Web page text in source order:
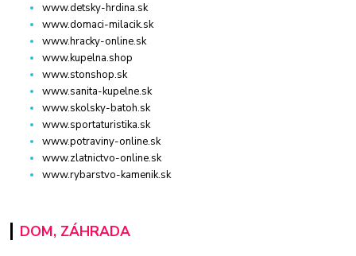
www.detsky-hrdina.sk
www.domaci-milacik.sk
www.hracky-online.sk
www.kupelna.shop
www.stonshop.sk
www.sanita-kupelne.sk
www.skolsky-batoh.sk
www.sportaturistika.sk
www.potraviny-online.sk
www.zlatnictvo-online.sk
www.rybarstvo-kamenik.sk
DOM, ZÁHRADA